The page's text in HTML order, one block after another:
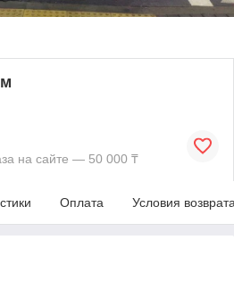
на сайте — 50 000 ₸
Оплата Условия